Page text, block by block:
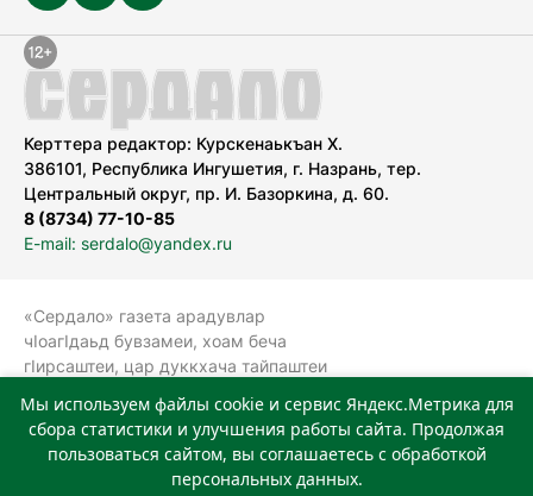
Керттера редактор: Курскенаькъан Х.
386101, Республика Ингушетия, г. Назрань, тер.
Центральный округ, пр. И. Базоркина, д. 60.
8 (8734) 77-10-85
E-mail: serdalo@yandex.ru
«Сердало» газета арадувлар
чIоагIдаьд бувзамеи, хоам беча
гIирсаштеи, цар дуккхача тайпаштеи
болхлоша (Роскомнадзор).
Реестровая запись СМИ: ЭЛ № ФС 77-
78323 от 15.05.2020 г. Учредитель:
Государственное автономное
Мы используем файлы cookie и сервис Яндекс.Метрика для
сбора статистики и улучшения работы сайта. Продолжая
пользоваться сайтом, вы соглашаетесь с обработкой
персональных данных.